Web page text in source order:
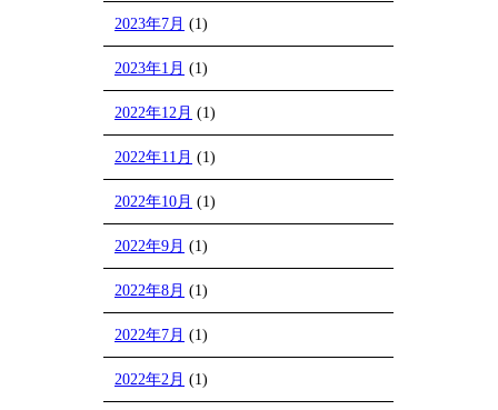
2023年7月 (1)
2023年1月 (1)
2022年12月 (1)
2022年11月 (1)
2022年10月 (1)
2022年9月 (1)
2022年8月 (1)
2022年7月 (1)
2022年2月 (1)